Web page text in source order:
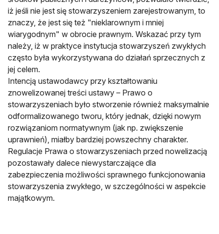
iż jeśli nie jest się stowarzyszeniem zarejestrowanym, to
znaczy, że jest się też "nieklarownym i mniej
wiarygodnym" w obrocie prawnym. Wskazać przy tym
należy, iż w praktyce instytucja stowarzyszeń zwykłych
często była wykorzystywana do działań sprzecznych z
jej celem.
Intencją ustawodawcy przy kształtowaniu
znowelizowanej treści ustawy – Prawo o
stowarzyszeniach było stworzenie również maksymalnie
odformalizowanego tworu, który jednak, dzięki nowym
rozwiązaniom normatywnym (jak np. zwiększenie
uprawnień), miałby bardziej powszechny charakter.
Regulacje Prawa o stowarzyszeniach przed nowelizacją
pozostawały dalece niewystarczające dla
zabezpieczenia możliwości sprawnego funkcjonowania
stowarzyszenia zwykłego, w szczególności w aspekcie
majątkowym.